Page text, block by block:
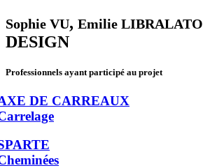
Sophie VU, Emilie LIBRALATO
DESIGN
Professionnels ayant participé au projet
DE CARREAUX